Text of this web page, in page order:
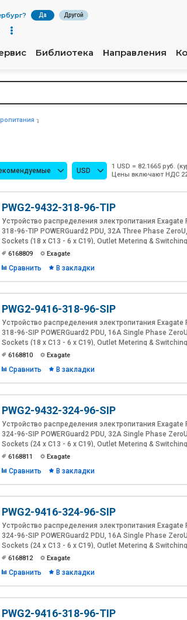
? Да Другой
Библиотека Направления
USD
1 USD = 82.1665 руб.
Цены включают НДС
PWG2-9432-318-96-TIP
Устройство распределения электропитания Exagate
318-96-TIP POWERGuard2 PDU, 32A Three Phase
Sockets (18 x C13 - 6 x C19), Outlet Metering & Switching
6168809 Exagate
Сравнить В закладки
PWG2-9416-318-96-SIP
Устройство распределения электропитания Exagate
318-96-SIP POWERGuard2 PDU, 16A Single Phase
Sockets (18 x C13 - 6 x C19), Outlet Metering & Switching
6168810 Exagate
Сравнить В закладки
PWG2-9432-324-96-SIP
Устройство распределения электропитания Exagate
324-96-SIP POWERGuard2 PDU, 32A Single Phase
Sockets (24 x C13 - 6 x C19), Outlet Metering & Switching
6168811 Exagate
Сравнить В закладки
PWG2-9416-324-96-SIP
Устройство распределения электропитания Exagate
324-96-SIP POWERGuard2 PDU, 16A Single Phase
Sockets (24 x C13 - 6 x C19), Outlet Metering & Switching
6168812 Exagate
Сравнить В закладки
PWG2-9416-318-96-TIP